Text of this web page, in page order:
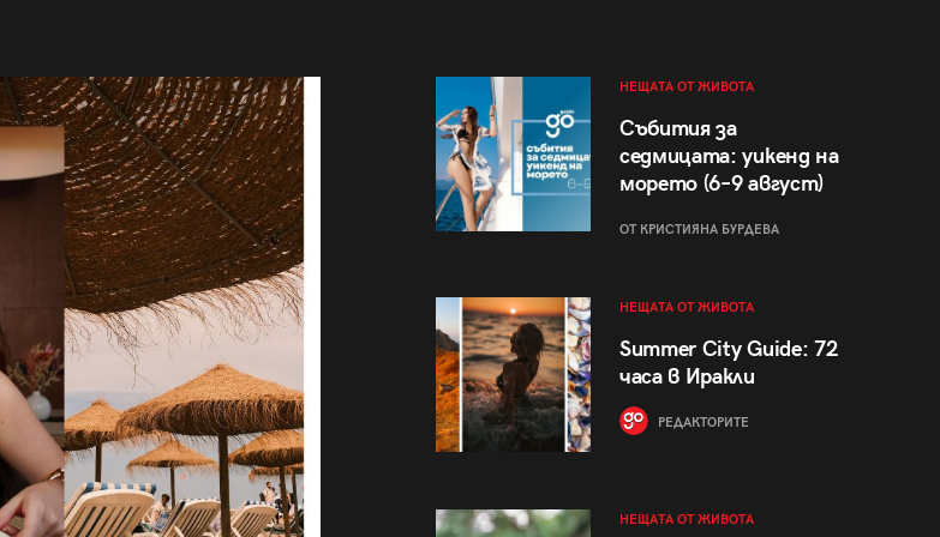
НЕЩАТА ОТ ЖИВОТА
Събития за
седмицата: уикенд на
морето (6–9 август)
ОТ КРИСТИЯНА БУРДЕВА
НЕЩАТА ОТ ЖИВОТА
Summer City Guide: 72
часа в Иракли
РЕДАКТОРИТЕ
НЕЩАТА ОТ ЖИВОТА